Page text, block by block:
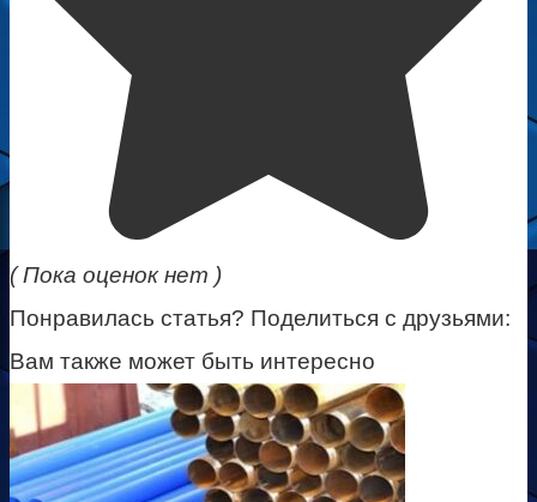
( Пока оценок нет )
Понравилась статья? Поделиться с друзьями:
Вам также может быть интересно